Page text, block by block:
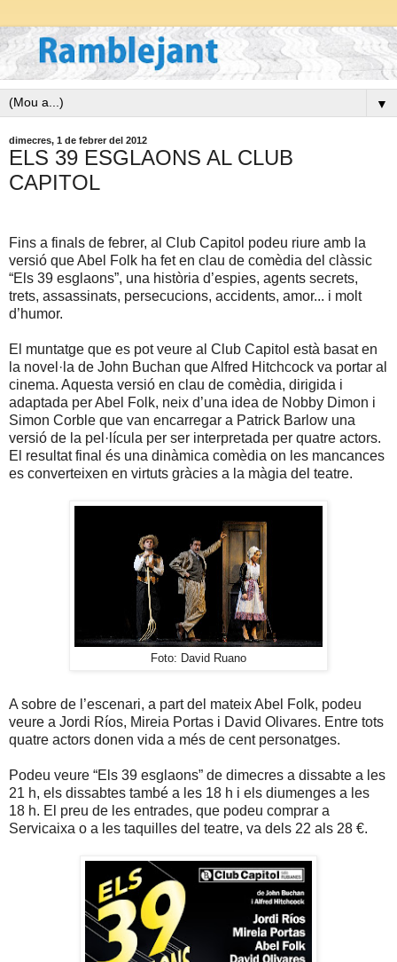
▼
dimecres, 1 de febrer del 2012
ELS 39 ESGLAONS AL CLUB
CAPITOL
Fins a finals de febrer, al Club Capitol podeu riure amb la
versió que Abel Folk ha fet en clau de comèdia del clàssic
“Els 39 esglaons”, una història d’espies, agents secrets,
trets, assassinats, persecucions, accidents, amor... i molt
d’humor.
El muntatge que es pot veure al Club Capitol està basat en
la novel· la de John Buchan que Alfred Hitchcock va portar al
cinema. Aquesta versió en clau de comèdia, dirigida i
adaptada per Abel Folk, neix d’una idea de Nobby Dimon i
Simon Corble que van encarregar a Patrick Barlow una
versió de la pel·lícula per ser interpretada per quatre actors.
El resultat final és una dinàmica comèdia on les mancances
es converteixen en virtuts gràcies a la màgia del teatre.
Foto: David Ruano
A sobre de l’escenari, a part del mateix Abel Folk, podeu
veure a Jordi Ríos, Mireia Portas i David Olivares. Entre tots
quatre actors donen vida a més de cent personatges.
Podeu veure “Els 39 esglaons” de dimecres a dissabte a les
21 h, els dissabtes també a les 18 h i els diumenges a les
18 h. El preu de les entrades, que podeu comprar a
Servicaixa o a les taquilles del teatre, va dels 22 als 28 €.